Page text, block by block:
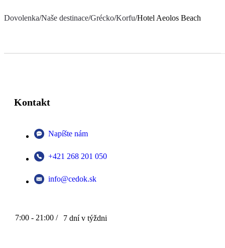
Dovolenka/Naše destinace/Grécko/Korfu/Hotel Aeolos Beach
Kontakt
Napíšte nám
+421 268 201 050
info@cedok.sk
7:00 - 21:00 / 7 dní v týždni